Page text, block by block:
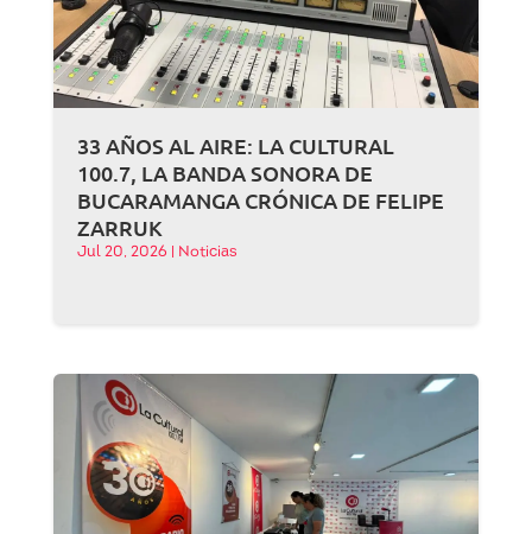
33 AÑOS AL AIRE: LA CULTURAL
100.7, LA BANDA SONORA DE
BUCARAMANGA CRÓNICA DE FELIPE
ZARRUK
Jul 20, 2026 Noticias